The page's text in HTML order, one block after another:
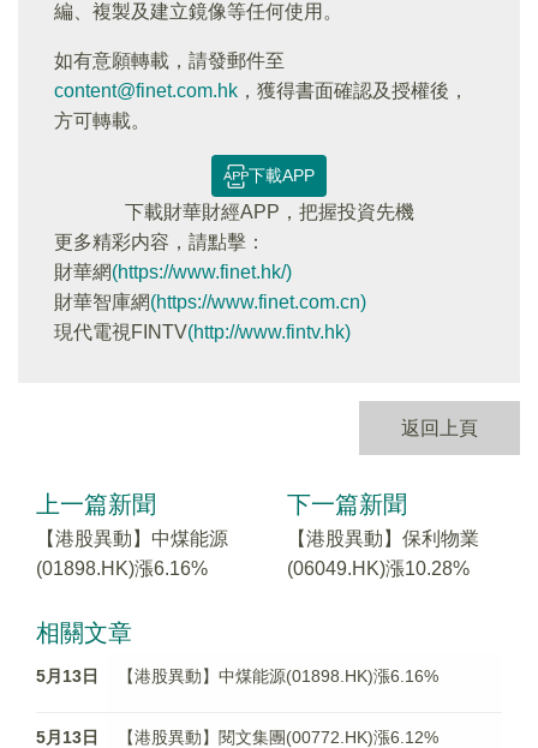
編、複製及建立鏡像等任何使用。
如有意願轉載，請發郵件至
content@finet.com.hk ，獲得書面確認及授權後，
方可轉載。
下載APP
下載財華財經APP，把握投資先機
更多精彩内容，請點擊：
財華網(https://www.finet.hk/)
財華智庫網(https://www.finet.com.cn)
現代電視FINTV(http://www.fintv.hk)
返回上頁
上一篇新聞
【港股異動】中煤能源
(01898.HK)漲6.16%
下一篇新聞
【港股異動】保利物業
(06049.HK)漲10.28%
相關文章
5月13日 【港股異動】中煤能源(01898.HK)漲6.16%
5月13日 【港股異動】閱文集團(00772.HK)漲6.12%